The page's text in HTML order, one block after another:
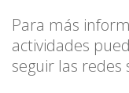
Para más
actividades
seguir las redes